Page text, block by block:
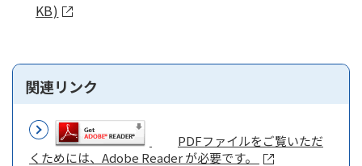
KB)
関連リンク
PDFファイルをご覧いただ
くためには、Adobe Reader が必要です。